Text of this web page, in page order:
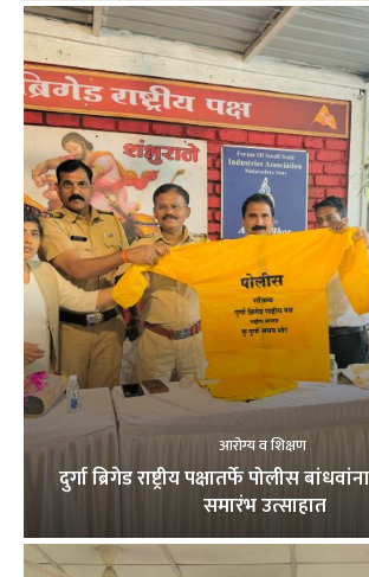
आरोग्य व शिक्षण
दुर्गा ब्रिगेड राष्ट्रीय पक्षातर्फे पोलीस
समारंभ उत्साहात